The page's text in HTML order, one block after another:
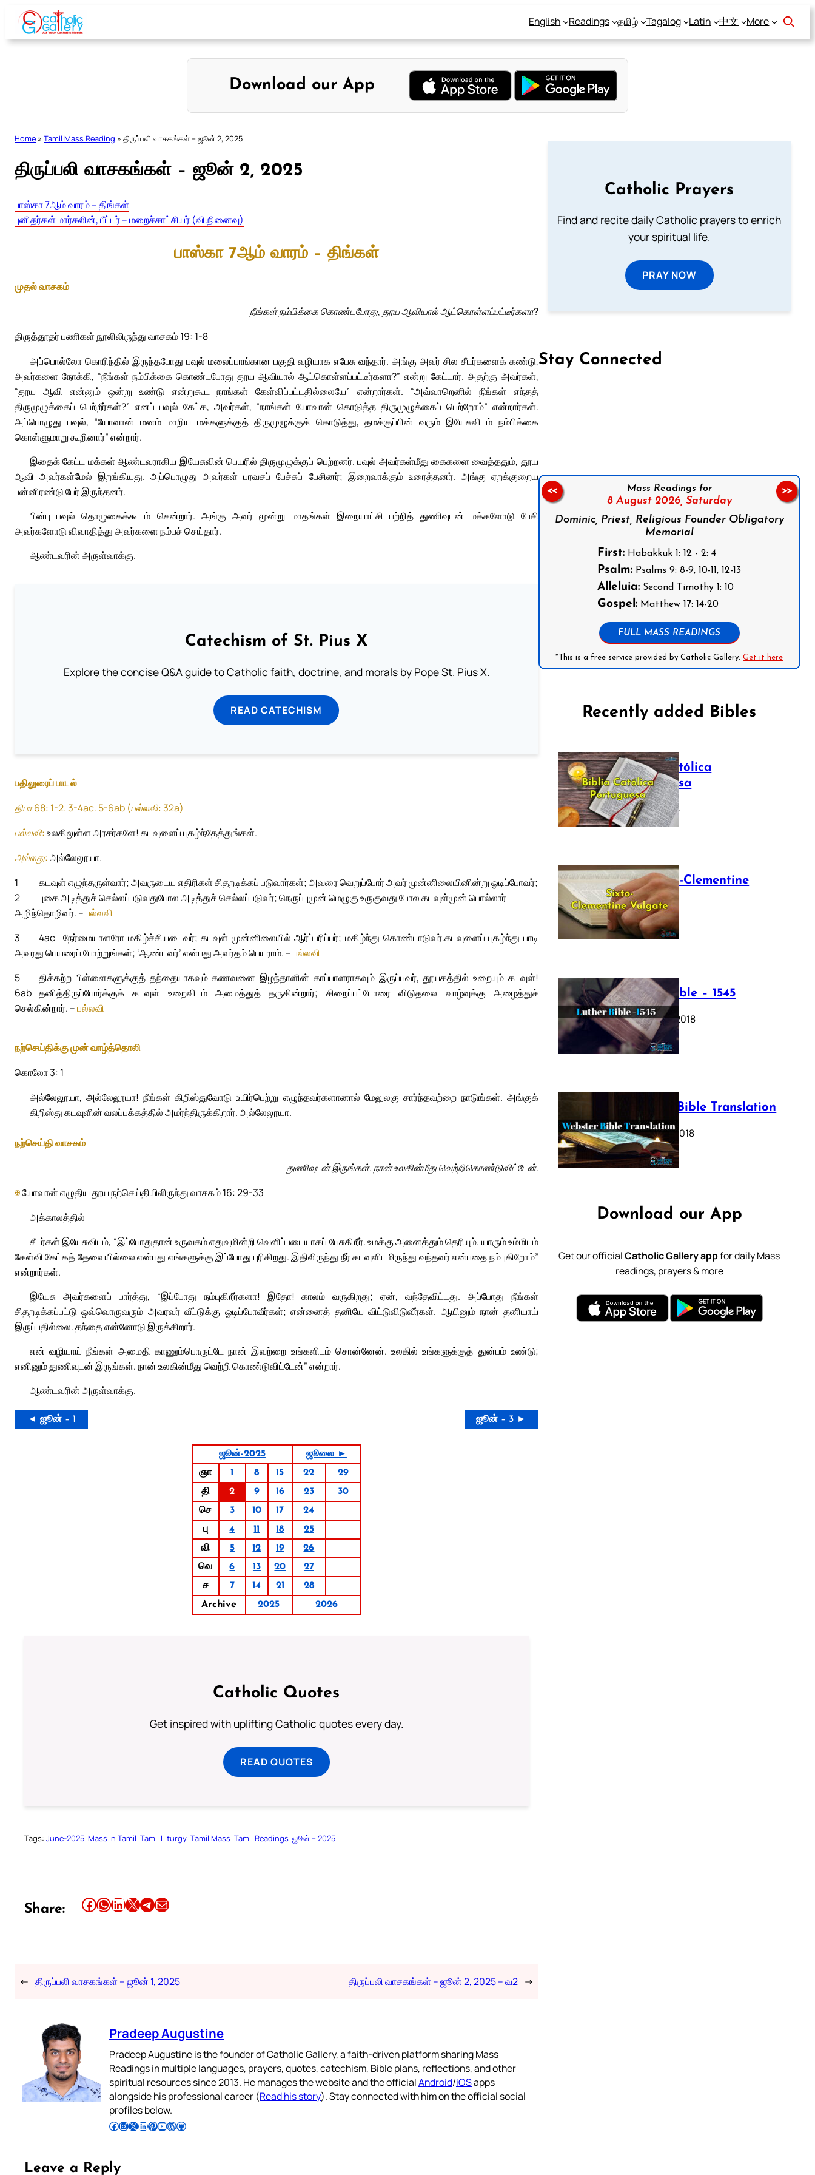
Skip
content
English Readings தமிழ் Tagalog Latin 中文 More
Download our App
Home » Tamil Mass Reading » திருப்பலி வாசகங்கள் – ஜூன் 2, 2025
திருப்பலி வாசகங்கள் – ஜூன் 2, 2025
பாஸ்கா 7ஆம் வாரம் – திங்கள்
புனிதர்கள் மார்சலின், பீட்டர் – மறைச்சாட்சியர் (வி.நினைவு)
பாஸ்கா 7ஆம் வாரம் – திங்கள்
முதல் வாசகம்
நீங்கள் நம்பிக்கை கொண்டபோது, தூய ஆவியால் ஆட்கொள்ளப்பட்டீர்களா?
திருத்தூதர் பணிகள் நூலிலிருந்து வாசகம் 19: 1-8
அப்பொல்லோ கொரிந்தில் இருந்தபோது பவுல் மலைப்பாங்கான பகுதி வழியாக எபேசு வந்தார். அங்கு அவர் சில சீடர்களைக் கண்டு,
அவர்களை நோக்கி, “நீங்கள் நம்பிக்கை கொண்டபோது தூய ஆவியால் ஆட்கொள்ளப்பட்டீர்களா?” என்று கேட்டார். அதற்கு அவர்கள்,
“தூய ஆவி என்னும் ஒன்று உண்டு என்றுகூட நாங்கள் கேள்விப்பட்டதில்லையே” என்றார்கள். “அவ்வாறெனில் நீங்கள் எந்தத்
திருமுழுக்கைப் பெற்றீர்கள்?” எனப் பவுல் கேட்க, அவர்கள், “நாங்கள் யோவான் கொடுத்த திருமுழுக்கைப் பெற்றோம்” என்றார்கள்.
அப்பொழுது பவுல், “யோவான் மனம் மாறிய மக்களுக்குத் திருமுழுக்குக் கொடுத்து, தமக்குப்பின் வரும் இயேசுவிடம் நம்பிக்கை
கொள்ளுமாறு கூறினார்” என்றார்.
இதைக் கேட்ட மக்கள் ஆண்டவராகிய இயேசுவின் பெயரில் திருமுழுக்குப் பெற்றனர். பவுல் அவர்கள்மீது கைகளை வைத்ததும், தூய
ஆவி அவர்கள்மேல் இறங்கியது. அப்பொழுது அவர்கள் பரவசப் பேச்சுப் பேசினர்; இறைவாக்கும் உரைத்தனர். அங்கு ஏறக்குறைய
பன்னிரண்டு பேர் இருந்தனர்.
பின்பு பவுல் தொழுகைக்கூடம் சென்றார். அங்கு அவர் மூன்று மாதங்கள் இறையாட்சி பற்றித் துணிவுடன் மக்களோடு பேசி
அவர்களோடு விவாதித்து அவர்களை நம்பச் செய்தார்.
ஆண்டவரின் அருள்வாக்கு.
Catechism of St. Pius X
Explore the concise Q&A guide to Catholic faith, doctrine, and morals by Pope St. Pius X.
READ CATECHISM
பதிலுரைப் பாடல்
திபா 68: 1-2. 3-4ac. 5-6ab (பல்லவி: 32a)
பல்லவி:உலகிலுள்ள அரசர்களே! கடவுளைப் புகழ்ந்தேத்துங்கள்.
அல்லது:அல்லேலூயா.
1
கடவுள் எழுந்தருள்வார்; அவருடைய எதிரிகள் சிதறடிக்கப் படுவார்கள்; அவரை வெறுப்போர் அவர் முன்னிலையினின்று ஓடிப்போவர்;
2
புகை அடித்துச் செல்லப்படுவதுபோல அடித்துச் செல்லப்படுவர்; நெருப்புமுன் மெழுகு உருகுவது போல கடவுள்முன் பொல்லார்
அழிந்தொழிவர். –பல்லவி
3
நேர்மையாளரோ மகிழ்ச்சியடைவர்; கடவுள் முன்னிலையில் ஆர்ப்பரிப்பர்; மகிழ்ந்து கொண்டாடுவர்.
4ac
கடவுளைப் புகழ்ந்து பாடி
அவரது பெயரைப் போற்றுங்கள்; ‘ஆண்டவர்’ என்பது அவர்தம் பெயராம். –பல்லவி
5
திக்கற்ற பிள்ளைகளுக்குத் தந்தையாகவும் கணவனை இழந்தாளின் காப்பாளராகவும் இருப்பவர், தூயகத்தில் உறையும் கடவுள்!
6ab தனித்திருப்போர்க்குக் கடவுள் உறைவிடம் அமைத்துத் தருகின்றார்; சிறைப்பட்டோரை விடுதலை வாழ்வுக்கு அழைத்துச்
செல்கின்றார். –பல்லவி
நற்செய்திக்கு முன் வாழ்த்தொலி
கொலோ 3: 1
அல்லேலூயா, அல்லேலூயா! நீங்கள் கிறிஸ்துவோடு உயிர்பெற்று எழுந்தவர்களானால் மேலுலகு சார்ந்தவற்றை நாடுங்கள். அங்குக்
கிறிஸ்து கடவுளின் வலப்பக்கத்தில் அமர்ந்திருக்கிறார். அல்லேலூயா.
நற்செய்தி வாசகம்
துணிவுடன் இருங்கள். நான் உலகின்மீது வெற்றிகொண்டுவிட்டேன்.
✠யோவான் எழுதிய தூய நற்செய்தியிலிருந்து வாசகம் 16: 29-33
அக்காலத்தில்
சீடர்கள் இயேசுவிடம், “இப்போதுதான் உருவகம் எதுவுமின்றி வெளிப்படையாகப் பேசுகிறீர். உமக்கு அனைத்தும் தெரியும். யாரும் உம்மிடம்
கேள்வி கேட்கத் தேவையில்லை என்பது எங்களுக்கு இப்போது புரிகிறது. இதிலிருந்து நீர் கடவுளிடமிருந்து வந்தவர் என்பதை நம்புகிறோம்”
என்றார்கள்.
இயேசு அவர்களைப் பார்த்து, “இப்போது நம்புகிறீர்களா! இதோ! காலம் வருகிறது; ஏன், வந்தேவிட்டது. அப்போது நீங்கள்
சிதறடிக்கப்பட்டு ஒவ்வொருவரும் அவரவர் வீட்டுக்கு ஓடிப்போவீர்கள்; என்னைத் தனியே விட்டுவிடுவீர்கள். ஆயினும் நான் தனியாய்
இருப்பதில்லை. தந்தை என்னோடு இருக்கிறார்.
என் வழியாய் நீங்கள் அமைதி காணும்பொருட்டே நான் இவற்றை உங்களிடம் சொன்னேன். உலகில் உங்களுக்குத் துன்பம் உண்டு;
எனினும் துணிவுடன் இருங்கள். நான் உலகின்மீது வெற்றி கொண்டுவிட்டேன்” என்றார்.
ஆண்டவரின் அருள்வாக்கு.
◄ ஜூன் – 1 ஜூன் – 3 ►
ஜூன்-2025
ஜூலை ►
ஞா
1 8 15 22
29
தி
2 9 16 23
30
செ
3 10 17
24
பு
4 11 18
25
வி
5 12 19
26
வெ
6 13 20
27
ச
7 14 21
28
Archive
2025 2026
Catholic Quotes
Get inspired with uplifting Catholic quotes every day.
READ QUOTES
Tags: June-2025 Mass in Tamil Tamil Liturgy Tamil Mass Tamil Readings ஜூன் – 2025
Share: Share this article on Facebook Share this article on WhatsApp Share this article on LinkedIn Share this article on X Share this article on TelegramEmail this Article
← திருப்பலி வாசகங்கள் – ஜூன் 1, 2025 திருப்பலி வாசகங்கள் – ஜூன் 2, 2025 – வ2 →
Pradeep Augustine
Pradeep Augustine is the founder of Catholic Gallery, a faith-driven platform sharing Mass
Readings in multiple languages, prayers, quotes, catechism, Bible plans, reflections, and other
spiritual resources since 2013. He manages the website and the officialAndroid/iOSapps
alongside his professional career (Read his story). Stay connected with him on the official social
profiles below.
Follow Pradeep on Facebook Follow Pradeep on InstagramFollow Pradeep on X Follow Pradeep on LinkedIn Follow Pradeep on Pinterest Subscribe to Pradeep’s Youtube Channel Follow Pradeep on WordPress Follow Pradeep on GitHub
Leave a Reply
Catholic Prayers
Find and recite daily Catholic prayers to enrich
your spiritual life.
PRAY NOW
Stay Connected
Follow us on Facebook
Mass Readings for
8 August 2026, Saturday
Dominic, Priest, Religious Founder Obligatory
Memorial
First: Habakkuk 1: 12 - 2: 4
Psalm: Psalms 9: 8-9, 10-11, 12-13
Alleluia: Second Timothy 1: 10
Gospel: Matthew 17: 14-20
FULL MASS READINGS
*This is a free service provided by Catholic Gallery.Get it here
<< >>
Recently added Bibles
Bíblia Católica
Portuguesa
July 16, 2025
The Sixto-Clementine
Vulgate
July 12, 2025
Luther Bible – 1545
October 17, 2018
Webster Bible Translation
October 11, 2018
Download our App
Get our officialCatholic Gallery appfor daily Mass
readings, prayers & more